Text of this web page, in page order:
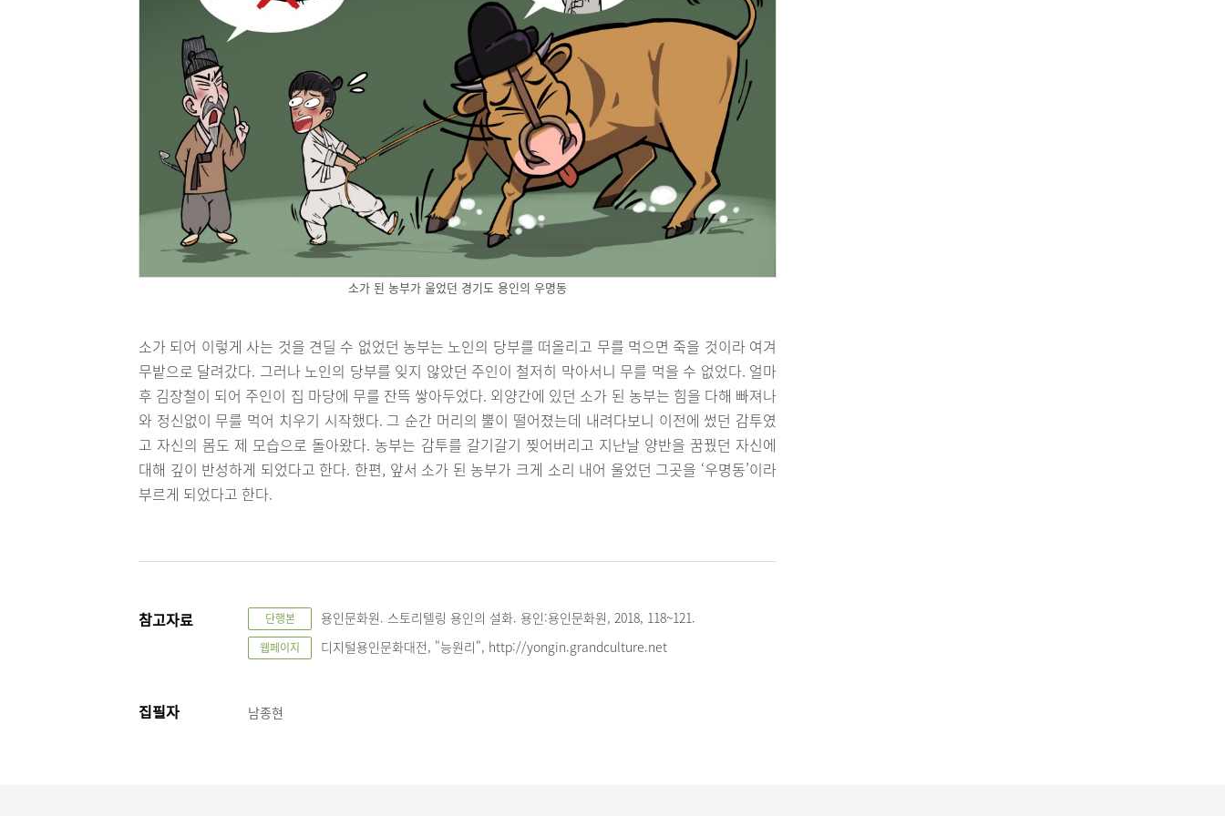
소가 된 농부가 울었던 경기도 용인의 우명동
소가 되어 이렇게 사는 것을 견딜 수 없었던 농부는 노인의 당부를 떠올리고 무를 먹으면 죽을 것이라 여겨
무밭으로 달려갔다. 그러나 노인의 당부를 잊지 않았던 주인이 철저히 막아서니 무를 먹을 수 없었다. 얼마
후 김장철이 되어 주인이 집 마당에 무를 잔뜩 쌓아두었다. 외양간에 있던 소가 된 농부는 힘을 다해 빠져나
와 정신없이 무를 먹어 치우기 시작했다. 그 순간 머리의 뿔이 떨어졌는데 내려다보니 이전에 썼던 감투였
고 자신의 몸도 제 모습으로 돌아왔다. 농부는 감투를 갈기갈기 찢어버리고 지난날 양반을 꿈꿨던 자신에
대해 깊이 반성하게 되었다고 한다. 한편, 앞서 소가 된 농부가 크게 소리 내어 울었던 그곳을 ‘우명동’이라
부르게 되었다고 한다.
참고자료 단행본 용인문화원. 스토리텔링 용인의 설화. 용인:용인문화원, 2018, 118~121.
웹페이지 디지털용인문화대전, "능원리", http://yongin.grandculture.net
집필자 남종현